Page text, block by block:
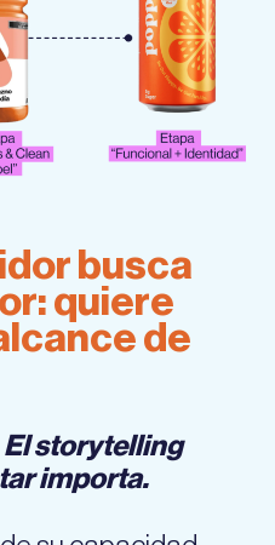
busca
quiere
de
El storytelling
importa.